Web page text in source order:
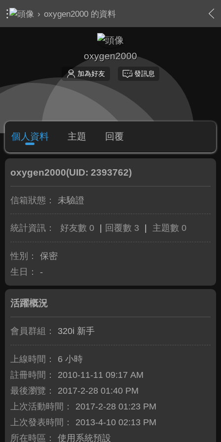
› oxygen2000 的資料
oxygen2000
加為好友 發訊息
個人資料 主題 回覆
oxygen2000(UID: 2393762)
信箱狀態： 未驗證
統計資訊： 好友數 0 回覆數 3 主題數 0
性別：
保密
生日：
-
活躍概況
會員群組： 320i 新手
上線時間：
6 小時
註冊時間：
2010-11-11 09:17 AM
最後瀏覽：
2017-2-28 01:40 PM
上次活動時間：
2017-2-28 01:23 PM
上次發表時間：
2013-4-10 02:13 PM
所在時區：
使用系統預設